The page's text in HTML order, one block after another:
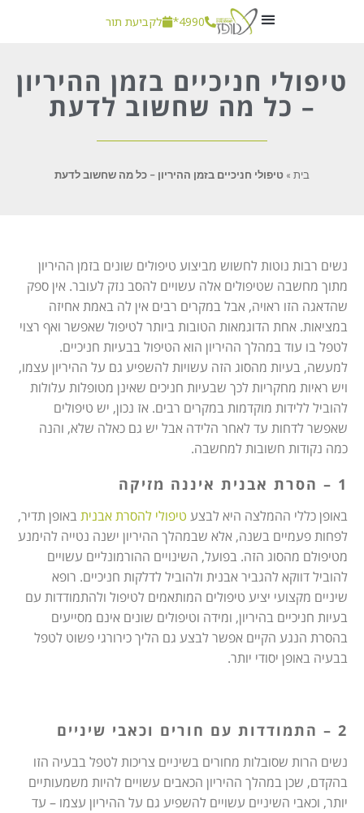
4990* לקביעת תור
טיפולי חניכיים בזמן ההיריון
– כל מה שחשוב לדעת
בית » טיפולי חניכיים בזמן ההיריון – כל מה שחשוב לדעת
נשים רבות נוטות לחשוש מביצוע טיפולים שונים בזמן ההיריון
מתוך מחשבה שטיפולים אלה עשויים להסב נזק לעובר. אין ספק
שהדאגה הזו ראויה, אבל במקרים רבים אין לה באמת אחיזה
במציאות. אחת הדוגמאות הטובות ביותר לטיפול שאפשר ואף רצוי
לטפל בו עוד במהלך ההיריון הוא הטיפול בבעיות חניכיים.
למעשה, בעיות מהסוג הזה עשויות להשפיע גם על ההיריון עצמו,
ויש ראיות מחקריות לכך שבעיות חניכים שאינן מטופלות עלולות
להוביל ללידות מוקדמות במקרים רבים. אז נכון, יש טיפולים
שאפשר לדחות עד לאחר הלידה אבל יש גם כאלה שלא, והנה
כמה נקודות חשובות למחשבה.
1 – הסרת אבנית איננה מזיקה
באופן כללי ההמלצה היא לבצע טיפולי להסרת אבנית באופן תדיר,
לפחות פעמיים בשנה, אלא שבמהלך ההיריון ישנה נטייה להימנע
מטיפולם מהסוג הזה. בפועל, השינויים ההורמונליים עשויים
להוביל דווקא להגביר אבנית ולהוביל לדלקות חניכיים. רופא
שיניים מקצועי יציע טיפולים המותאמים לטיפול ולהתמודדות עם
בעיות חניכיים בהיריון, ומידה וטיפולים שונים אינם מסייעים
בהסרת הנגע הקיים אפשר לבצע גם הליך כירורגי פשוט לטפל
בבעיה באופן יסודי יותר.
2 – התמודדות עם חורים וכאבי שיניים
נשים הרות שסובלות מחורים בשיניים צריכות לטפל בבעיה הזו
בהקדם, שכן במהלך ההיריון הכאבים עשויים להיות משמעותיים
יותר, וכאבי השיניים עשויים להשפיע גם על ההיריון עצמו – עד